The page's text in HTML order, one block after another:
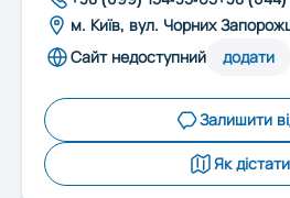
Запоріжжя
м. Київ, вул. Чорних
Сайт недоступний
додати
Залишити
Як